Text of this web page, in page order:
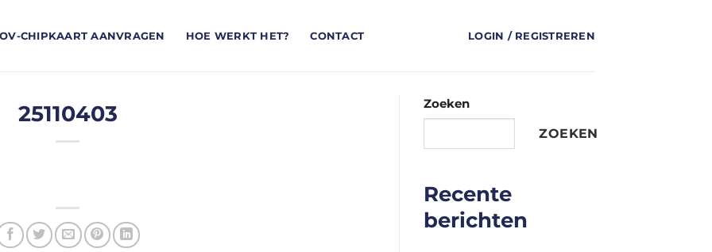
OV-CHIPKAART AANVRAGEN HOE WERKT HET? CONTACT LOGIN / REGISTREREN
25110403 Zoeken
ZOEKEN
Recente
berichten